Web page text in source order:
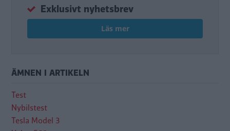
Exklusivt nyhetsbrev
Läs mer
ÄMNEN I ARTIKELN
Test
Nybilstest
Tesla Model 3